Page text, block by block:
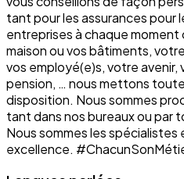
tant pour les assurances pour
entreprises à chaque
maison ou vos bâtiments,
vos employé(e)s, votre
pension, … nous mettons
disposition. Nous sommes
tant dans nos bureaux ou par
Nous sommes les spécialistes
excellence.